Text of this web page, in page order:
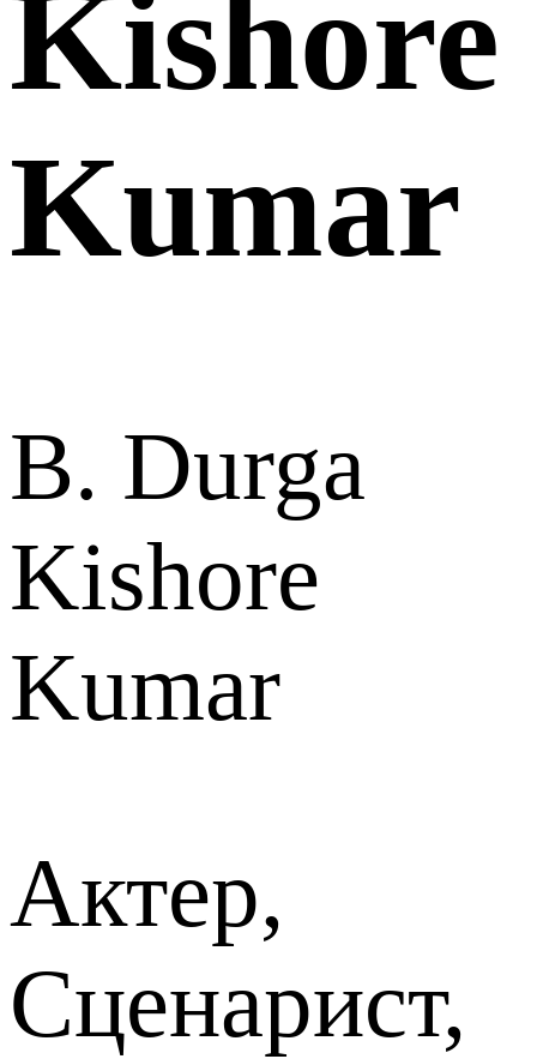
Kishore
Kumar
B. Durga
Kishore
Kumar
Актер,
Сценарист,